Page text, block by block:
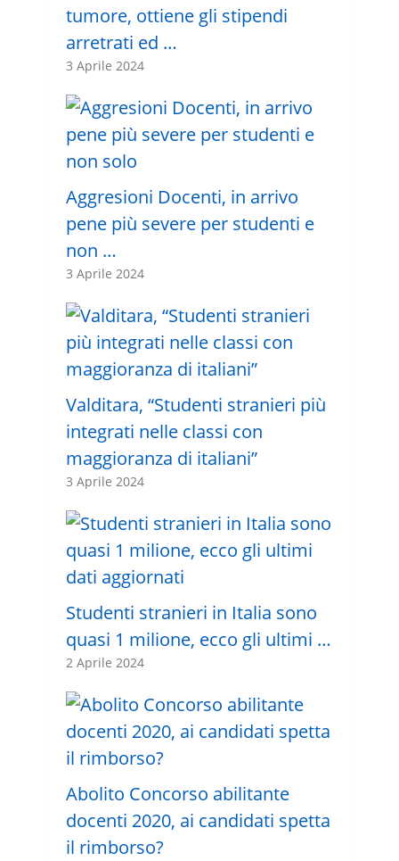
tumore, ottiene gli stipendi
arretrati ed …
3 Aprile 2024
Aggresioni Docenti, in arrivo
pene più severe per studenti e
non …
3 Aprile 2024
Valditara, “Studenti stranieri più
integrati nelle classi con
maggioranza di italiani”
3 Aprile 2024
Studenti stranieri in Italia sono
quasi 1 milione, ecco gli ultimi …
2 Aprile 2024
Abolito Concorso abilitante
docenti 2020, ai candidati spetta
il rimborso?